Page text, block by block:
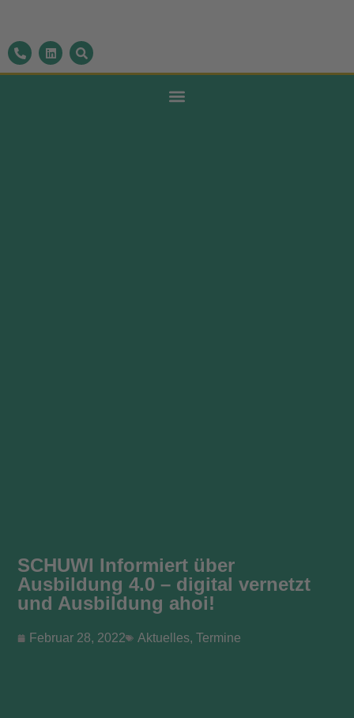
SCHUWI Informiert über
Ausbildung 4.0 – digital vernetzt
und Ausbildung ahoi!
Februar 28, 2022 Aktuelles,Termine